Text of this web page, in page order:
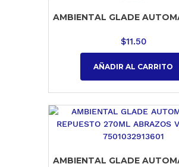
AMBIENTAL GLADE
$11.50
AÑADIR AL CARRITO
AMBIENTAL GLADE